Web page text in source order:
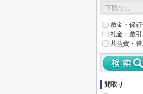
敷金・保証
礼金・敷引
共益費・
間取り